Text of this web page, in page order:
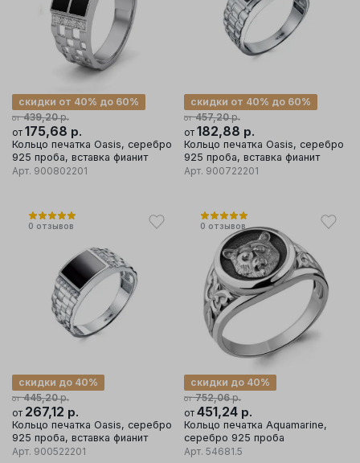
от 439,20р.
скидки от 40% до 60%
от 175,68 р.
Кольцо печатка Oasis, серебро
925 проба, вставка фианит
Арт. 900802201
от 457,20р.
скидки от 40% до 60%
от 182,88 р.
Кольцо печатка Oasis, серебро
925 проба, вставка фианит
Арт. 900722201
0 отзывов
от 445,20р.
скидки до 40%
от 267,12 р.
Кольцо печатка Oasis, серебро
925 проба, вставка фианит
Арт. 900522201
0 отзывов
от 752,06р.
скидки до 40%
от 451,24 р.
Кольцо печатка Aquamarine,
серебро 925 проба
Арт. 54681.5